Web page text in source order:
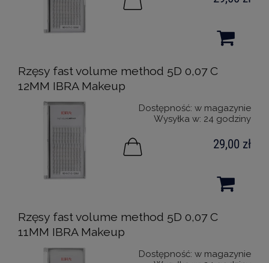
Rzęsy fast volume method 5D 0,07 C
12MM IBRA Makeup
Dostępność: w magazynie
Wysyłka w: 24 godziny
29,00 zł
Rzęsy fast volume method 5D 0,07 C
11MM IBRA Makeup
Dostępność: w magazynie